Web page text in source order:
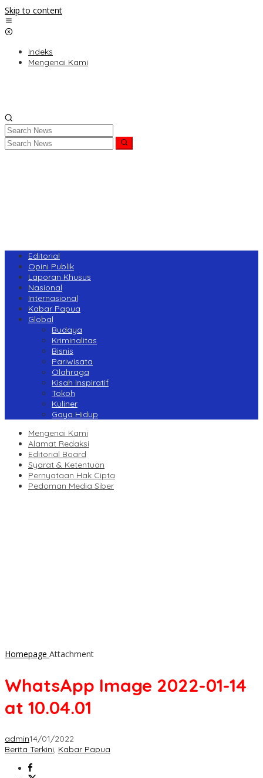
Skip to content
Indeks
Mengenai Kami
Editorial
Opini Publik
Laporan Khusus
Nasional
Internasional
Kabar Papua
Global
Budaya
Kriminalitas
Bisnis
Pariwisata
Olahraga
Kisah Inspiratif
Tokoh
Kuliner
Gaya Hidup
Mengenai Kami
Alamat Redaksi
Editorial Board
Syarat & Ketentuan
Pernyataan Hak Cipta
Pedoman Media Siber
Homepage Attachment
WhatsApp Image 2022-01-14
at 10.04.01
admin14/01/2022
Berita Terkini, Kabar Papua